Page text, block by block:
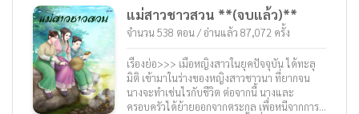
แม่สาวชาวสวน **(จบแล้ว)**
จำนวน 538 ตอน / อ่านแล้ว 87,072 ครั้ง
เรื่องย่อ>>> เมื่อหญิงสาวในยุคปัจจุบัน ได้ทะลุ
มิติ เข้ามาในร่างของหญิงสาวชาวนา ที่ยากจน
นางจะทำเช่นไรกับชีวิต ต่อจากนี้ นางและ
ครอบครัวได้ย้ายออกจากตระกูล เพื่อหนีจากการ